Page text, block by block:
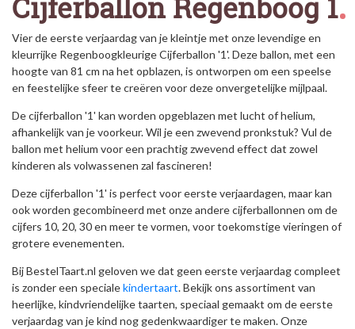
Cijferballon Regenboog 1
Vier de eerste verjaardag van je kleintje met onze levendige en
kleurrijke Regenboogkleurige Cijferballon '1'. Deze ballon, met een
hoogte van 81 cm na het opblazen, is ontworpen om een speelse
en feestelijke sfeer te creëren voor deze onvergetelijke mijlpaal.
De cijferballon '1' kan worden opgeblazen met lucht of helium,
afhankelijk van je voorkeur. Wil je een zwevend pronkstuk? Vul de
ballon met helium voor een prachtig zwevend effect dat zowel
kinderen als volwassenen zal fascineren!
Deze cijferballon '1' is perfect voor eerste verjaardagen, maar kan
ook worden gecombineerd met onze andere cijferballonnen om de
cijfers 10, 20, 30 en meer te vormen, voor toekomstige vieringen of
grotere evenementen.
Bij BestelTaart.nl geloven we dat geen eerste verjaardag compleet
is zonder een specialekindertaart. Bekijk ons assortiment van
heerlijke, kindvriendelijke taarten, speciaal gemaakt om de eerste
verjaardag van je kind nog gedenkwaardiger te maken. Onze